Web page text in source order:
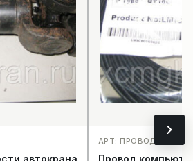
автокрана
АРТ: ПРОВОД
Провод